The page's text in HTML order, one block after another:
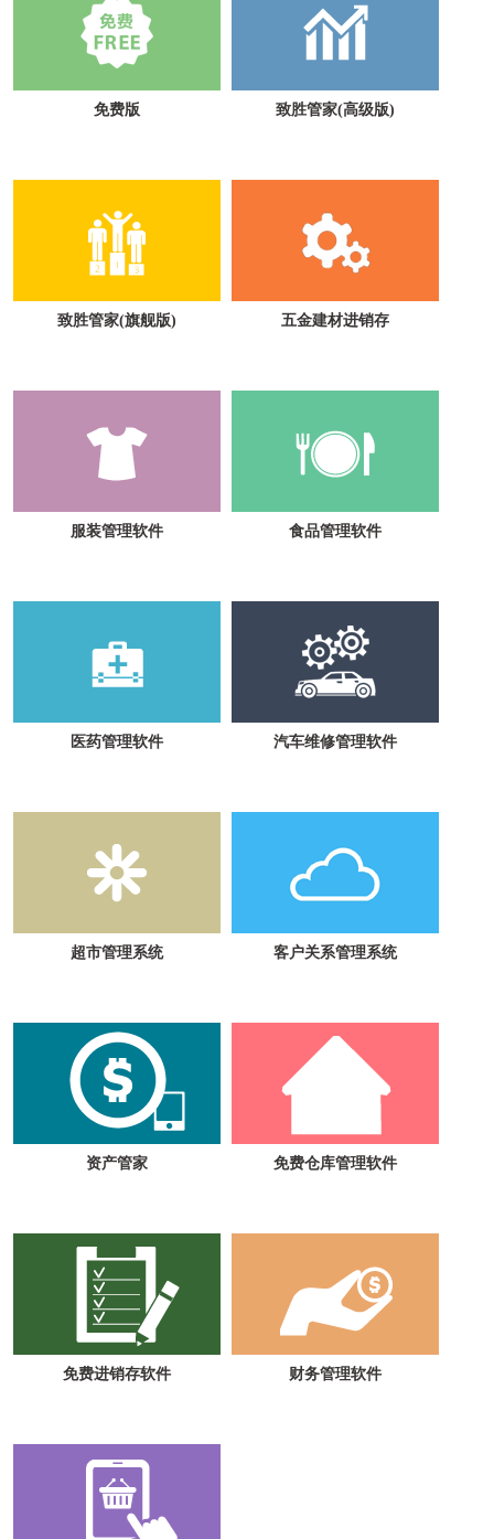
免费版 致胜管家(高级版)
致胜管家(旗舰版) 五金建材进销存
服装管理软件 食品管理软件
医药管理软件 汽车维修管理软件
超市管理系统 客户关系管理系统
资产管家 免费仓库管理软件
免费进销存软件 财务管理软件